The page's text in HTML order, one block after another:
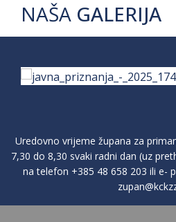
NAŠA GALERIJA
Uredovno vrijeme župana za
7,30 do 8,30 svaki radni dan (uz
na telefon +385 48 658 203 ili e-